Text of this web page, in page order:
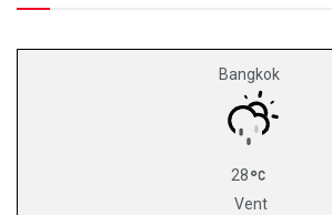
Bangkok
28
Vent